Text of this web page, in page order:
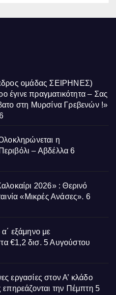
ομάδας ΣΕΙΡΗΝΕΣ)
έγινε πραγματικότητα – Σας
στη Μυρσίνα Γρεβενών !»
η
– Αβδέλλα 6
2026» : Θερινό
«Μικρές Ανάσες». 6
εξάμηνο με
€1,2 δισ. 5 Αυγούστου
εργασίες στον Α’ κλάδο
την Πέμπτη 5